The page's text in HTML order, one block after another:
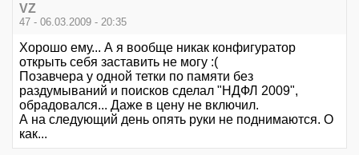
VZ
47 - 06.03.2009 - 20:35
Хорошо ему... А я вообще никак конфигуратор
открыть себя заставить не могу :(
Позавчера у одной тетки по памяти без
раздумываний и поисков сделал "НДФЛ 2009",
обрадовался... Даже в цену не включил.
А на следующий день опять руки не поднимаются. О
как...